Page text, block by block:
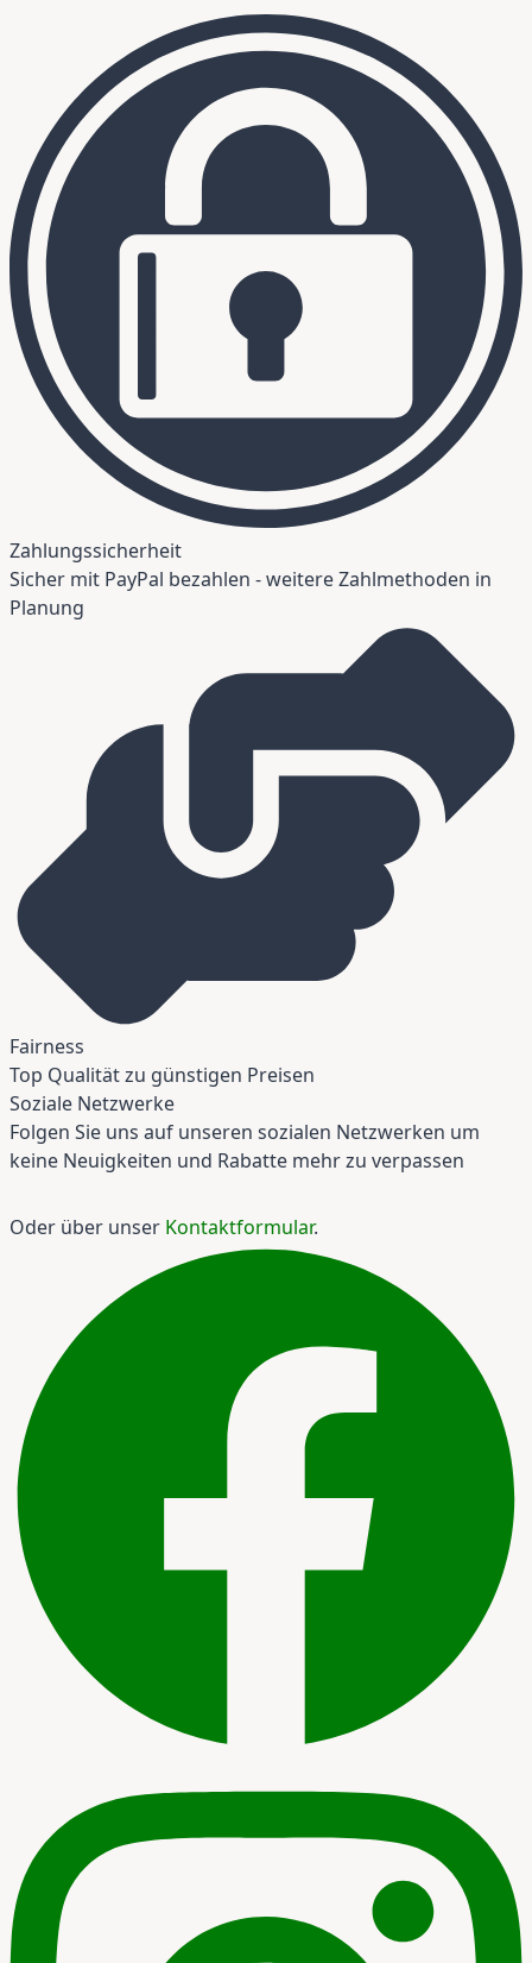
Zahlungssicherheit
Sicher mit PayPal bezahlen - weitere Zahlmethoden in
Planung
Fairness
Top Qualität zu günstigen Preisen
Soziale Netzwerke
Folgen Sie uns auf unseren sozialen Netzwerken um
keine Neuigkeiten und Rabatte mehr zu verpassen
Oder über unser Kontaktformular.